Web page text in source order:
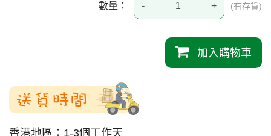
數量： - + (有存貨)
加入購物車
送貨時間
香港地區：1-3個工作天